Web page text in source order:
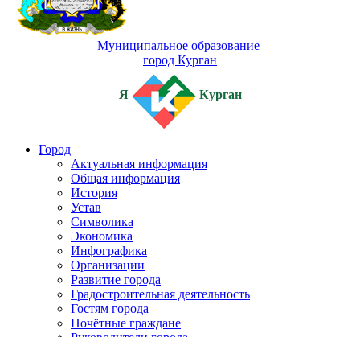
Муниципальное образование
город Курган
Я Курган
Город
Актуальная информация
Общая информация
История
Устав
Символика
Экономика
Инфографика
Организации
Развитие города
Градостроительная деятельность
Гостям города
Почётные граждане